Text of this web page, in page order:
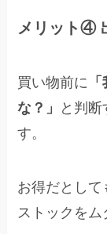
メリット④
買い物前に
な？」
と判
す。
お得だとして
ストックをム